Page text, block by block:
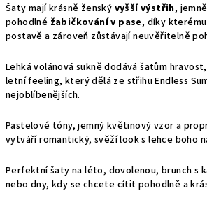
Šaty mají krásně ženský vyšší výstřih,
pohodlné žabičkování v pase, díky
postavě a zároveň zůstávají neuvěřitelně
Lehká volánová sukně dodává šatům
letní feeling, který dělá ze střihu Endless
nejoblíbenějších.
Pastelové tóny, jemný květinový vzor a
vytváří romantický, svěží look s lehce boho
Perfektní šaty na léto, dovolenou, brunch s
nebo dny, kdy se chcete cítit pohodlně a